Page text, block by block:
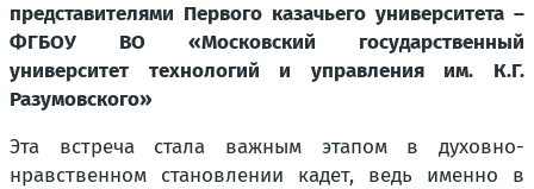
представителями Первого казачьего университета –
ФГБОУ ВО «Московский государственный
университет технологий и управления им. К.Г.
Разумовского»
Эта встреча стала важным этапом в духовно-
нравственном становлении кадет, ведь именно в